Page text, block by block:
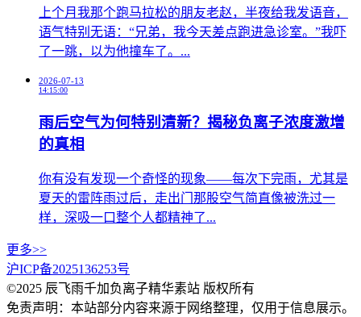
上个月我那个跑马拉松的朋友老赵，半夜给我发语音，
语气特别无语：“兄弟，我今天差点跑进急诊室。”我吓
了一跳，以为他撞车了。...
2026-07-13
14:15:00
雨后空气为何特别清新？揭秘负离子浓度激增
的真相
你有没有发现一个奇怪的现象——每次下完雨，尤其是
夏天的雷阵雨过后，走出门那股空气简直像被洗过一
样，深吸一口整个人都精神了...
更多>>
沪ICP备2025136253号
©2025 辰飞雨千加负离子精华素站 版权所有
免责声明：本站部分内容来源于网络整理，仅用于信息展示。